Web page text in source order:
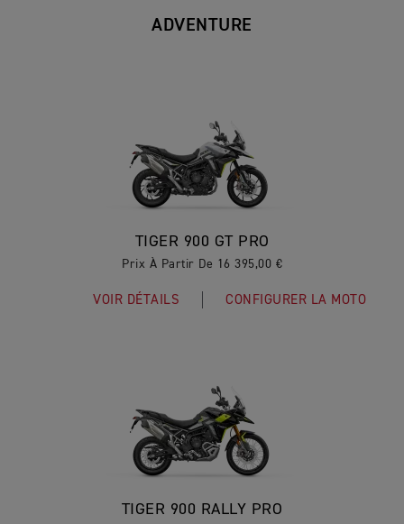
ADVENTURE
TIGER 900 GT PRO
Prix À Partir De 16 395,00 €
VOIR DÉTAILS CONFIGURER LA MOTO
TIGER 900 RALLY PRO